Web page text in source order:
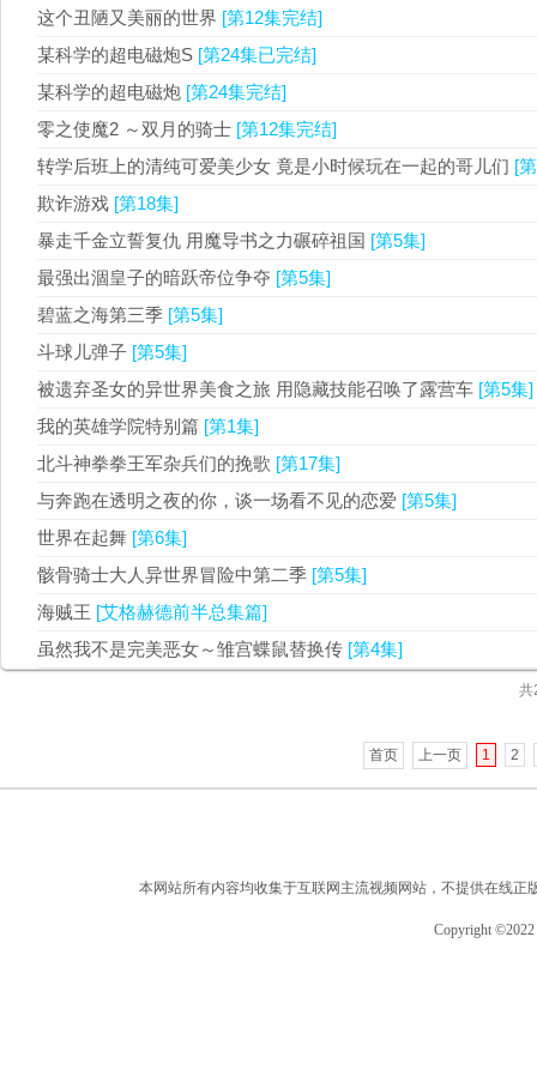
这个丑陋又美丽的世界 [第12集完结]
某科学的超电磁炮S [第24集已完结]
某科学的超电磁炮 [第24集完结]
零之使魔2 ～双月的骑士 [第12集完结]
转学后班上的清纯可爱美少女 竟是小时候玩在一起的哥儿们 [
欺诈游戏 [第18集]
暴走千金立誓复仇 用魔导书之力碾碎祖国 [第5集]
最强出涸皇子的暗跃帝位争夺 [第5集]
碧蓝之海第三季 [第5集]
斗球儿弹子 [第5集]
被遗弃圣女的异世界美食之旅 用隐藏技能召唤了露营车 [第5集]
我的英雄学院特别篇 [第1集]
北斗神拳拳王军杂兵们的挽歌 [第17集]
与奔跑在透明之夜的你，谈一场看不见的恋爱 [第5集]
世界在起舞 [第6集]
骸骨骑士大人异世界冒险中第二季 [第5集]
海贼王 [艾格赫德前半总集篇]
虽然我不是完美恶女～雏宫蝶鼠替换传 [第4集]
共
首页 上一页 1 2
本网站所有内容均收集于互联网主流视频网站，不提供在线
Copyright